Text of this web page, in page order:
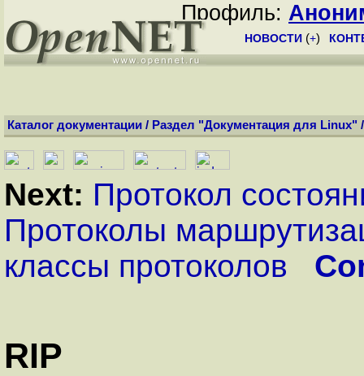
Профиль:
НОВОСТИ (+)
Каталог документации / Раздел "Документация для Linux"
Next: Протокол
Протоколы
классы протоколов
RIP